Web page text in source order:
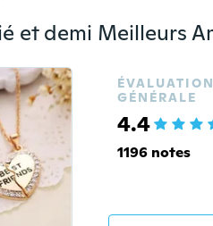
ÉVALUATION
GÉNÉRALE
4.4
1196 notes